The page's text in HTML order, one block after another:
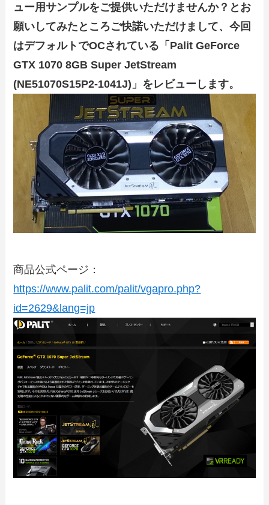
ュー用サンプルをご提供いただけませんか？とお
願いしてみたところご快諾いただけまして、今回
はデフォルトでOCされている「Palit GeForce
GTX 1070 8GB Super JetStream
(NE51070S15P2-1041J)」をレビューします。
商品公式ページ：
https://www.palit.com/palit/vgapro.php?
id=2629&lang=jp